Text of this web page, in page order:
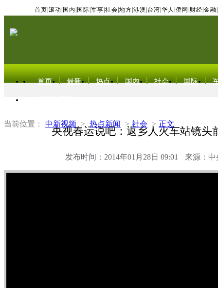
首页 滚动 国内 国际 军事 社会 地方 港澳 台湾 华人 侨网 财经 金融
首页 最新 热点 国内 社会 国际
当前位置： 中新视频 > 热点新闻 > 社会 > 正文
央视春运说吧：返乡人火车站镜头
发布时间：2014年01月28日 09:01 来源：中